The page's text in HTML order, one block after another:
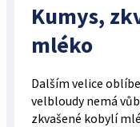
Kumys,
mléko
Dalším velice
velbloudy nemá
zkvašené kobylí